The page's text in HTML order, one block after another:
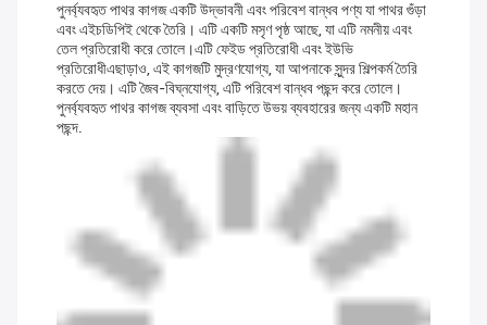
পুনর্ব্যবহৃত পাথর কাগজ একটি উদ্ভাবনী এবং পরিবেশ বান্ধব পণ্য যা পাথর গুঁড়া
এবং এইচডিপিই থেকে তৈরি। এটি একটি মসৃণ পৃষ্ঠ আছে, যা এটি নমনীয় এবং
তেল প্রতিরোধী করে তোলে।এটি ফেইড প্রতিরোধী এবং ইউভি
প্রতিরোধীএছাড়াও, এই কাগজটি মুদ্রণযোগ্য, যা আপনাকে সুন্দর শিল্পকর্ম তৈরি
করতে দেয়। এটি জৈব-বিঘ্নযোগ্য, এটি পরিবেশ বান্ধব পছন্দ করে তোলে।
পুনর্ব্যবহৃত পাথর কাগজ ব্যবসা এবং বাড়িতে উভয় ব্যবহারের জন্য একটি মহান
পছন্দ.